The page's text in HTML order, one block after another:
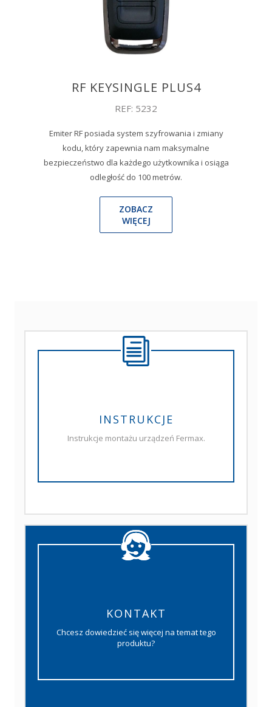
RF KEYSINGLE PLUS4
REF: 5232
Emiter RF posiada system szyfrowania i zmiany
kodu, który zapewnia nam maksymalne
bezpieczeństwo dla każdego użytkownika i osiąga
odległość do 100 metrów.
ZOBACZ
WIĘCEJ
INSTRUKCJE
Instrukcje montażu urządzeń Fermax.
KONTAKT
Chcesz dowiedzieć się więcej na temat tego
produktu?